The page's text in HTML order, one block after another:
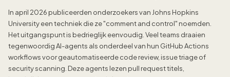
In april 2026 publiceerden onderzoekers van Johns Hopkins
University een techniek die ze "comment and control" noemden.
Het uitgangspunt is bedrieglijk eenvoudig. Veel teams draaien
tegenwoordig AI-agents als onderdeel van hun GitHub Actions
workflows voor geautomatiseerde code review, issue triage of
security scanning. Deze agents lezen pull request titels,